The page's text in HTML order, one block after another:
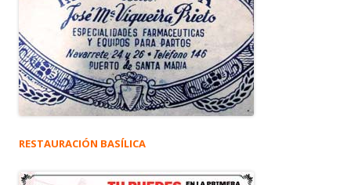
RESTAURACIÓN BASÍLICA